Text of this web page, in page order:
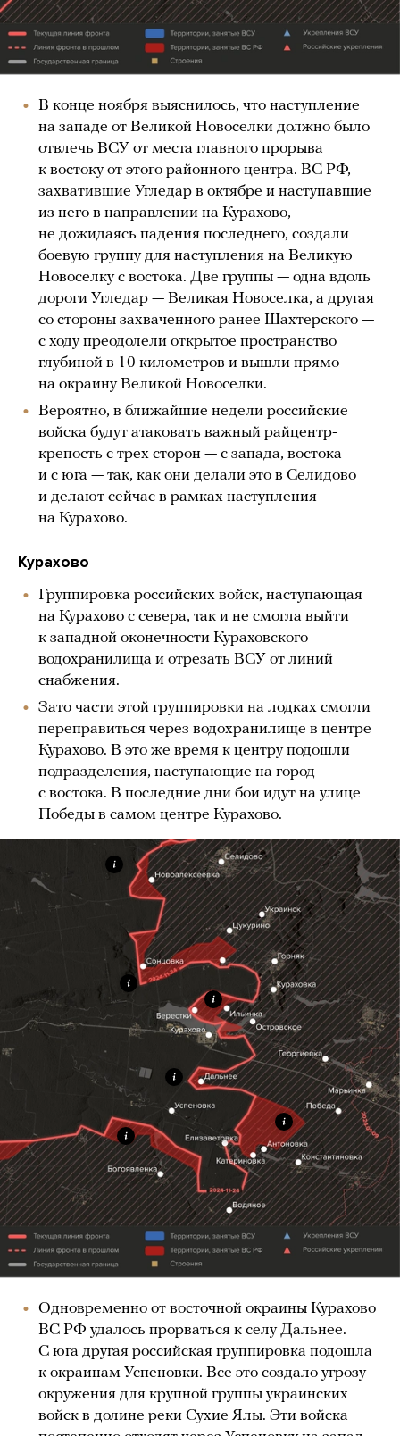
В конце ноября выяснилось, что наступление
на западе от Великой Новоселки должно было
отвлечь ВСУ от места главного прорыва
к востоку от этого районного центра. ВС РФ,
захватившие Угледар в октябре и наступавшие
из него в направлении на Курахово,
не дожидаясь падения последнего, создали
боевую группу для наступления на Великую
Новоселку с востока. Две группы — одна вдоль
дороги Угледар — Великая Новоселка, а другая
со стороны захваченного ранее Шахтерского —
с ходу преодолели открытое пространство
глубиной в 10 километров и вышли прямо
на окраину Великой Новоселки.
Вероятно, в ближайшие недели российские
войска будут атаковать важный райцентр-
крепость с трех сторон — с запада, востока
и с юга — так, как они делали это в Селидово
и делают сейчас в рамках наступления
на Курахово.
Курахово
Группировка российских войск, наступающая
на Курахово с севера, так и не смогла выйти
к западной оконечности Кураховского
водохранилища и отрезать ВСУ от линий
снабжения.
Зато части этой группировки на лодках смогли
переправиться через водохранилище в центре
Курахово. В это же время к центру подошли
подразделения, наступающие на город
с востока. В последние дни бои идут на улице
Победы в самом центре Курахово.
Одновременно от восточной окраины Курахово
ВС РФ удалось прорваться к селу Дальнее.
С юга другая российская группировка подошла
к окраинам Успеновки. Все это создало угрозу
окружения для крупной группы украинских
войск в долине реки Сухие Ялы. Эти войска